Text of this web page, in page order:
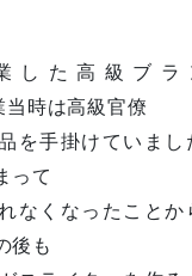
した高級ブラ
時は高級官僚
を手掛けていまし
って
なくなったことか
後も